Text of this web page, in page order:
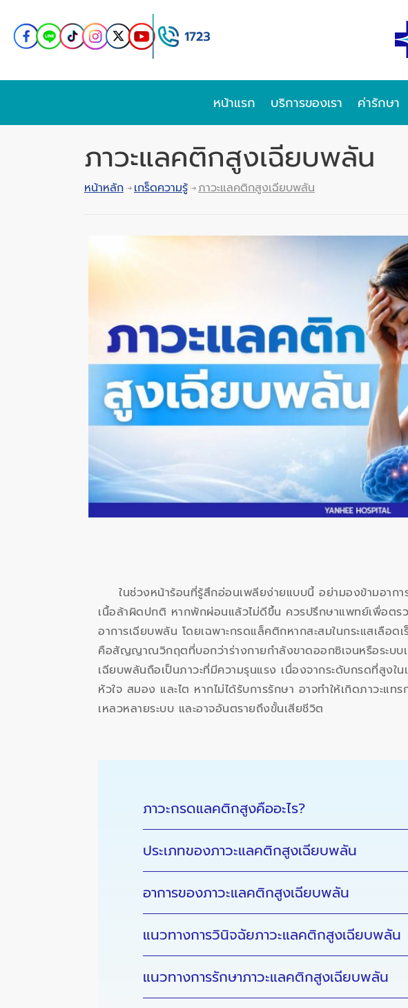
หน้าแรก บริการของเรา ค่ารักษา
ภาวะแลคติกสูงเฉียบพลัน
หน้าหลัก เกร็ดความรู้ ภาวะแลคติกสูงเฉียบพลัน
ในช่วงหน้าร้อนที่รู้สึกอ่อนเพลียง่ายแบบนี้ อย่ามองข้ามอาก
เนื้อล้าผิดปกติ หากพักผ่อนแล้วไม่ดีขึ้น ควรปรึกษาแพทย์เพื่อตรว
อาการเฉียบพลัน โดยเฉพาะกรดแล็คติกหากสะสมในกระแสเลือด
คือสัญญาณวิกฤตที่บอกว่าร่างกายกำลังขาดออกซิเจนหรือระบบ
เฉียบพลันถือเป็นภาวะที่มีความรุนแรง เนื่องจากระดับกรดที่สูงใ
หัวใจ สมอง และไต หากไม่ได้รับการรักษา อาจทำให้เกิดภาวะแ
เหลวหลายระบบ และอาจอันตรายถึงขั้นเสียชีวิต
ภาวะกรดแลคติกสูงคืออะไร?
ประเภทของภาวะแลคติกสูงเฉียบพลัน
อาการของภาวะแลคติกสูงเฉียบพลัน
แนวทางการวินิจฉัยภาวะแลคติกสูงเฉียบพลัน
แนวทางการรักษาภาวะแลคติกสูงเฉียบพลัน